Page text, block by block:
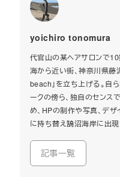
yoichiro tonomura
代官山の某ヘアサロンで
海から近い街、神奈川県藤
beach」を立ち上げる。自
ークの傍ら、独自のセンス
め、HPの制作や写真、デ
に持ち替え鵠沼海岸に出現
記事一覧